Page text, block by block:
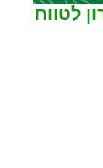
לטווח